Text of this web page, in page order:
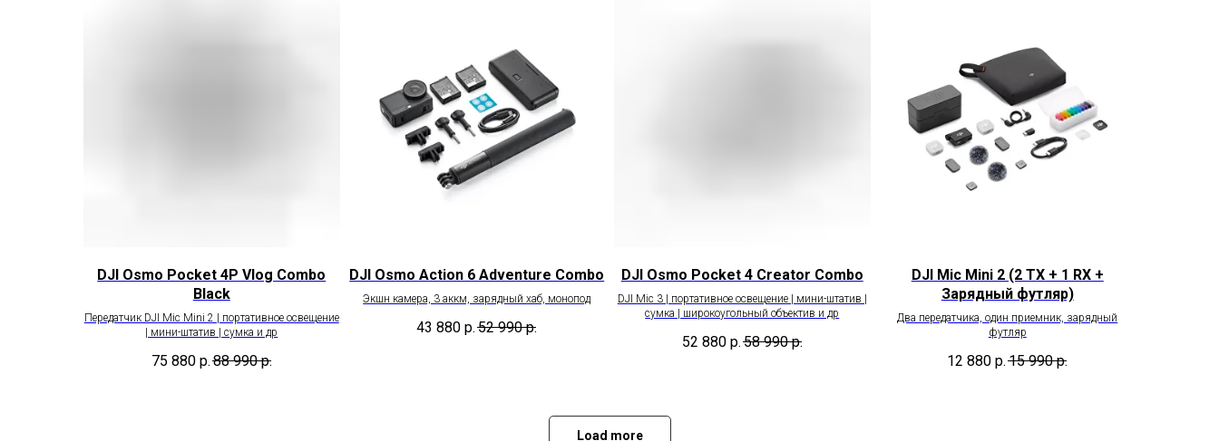
DJI Osmo Pocket 4P Vlog Combo
Black
Передатчик DJI Mic Mini 2 | портативное освещение
| мини-штатив | сумка и др
75 880 р.88 990 р.
DJI Osmo Action 6 Adventure Combo
Экшн камера, 3 аккм, зарядный хаб, монопод
43 880 р. 52 990 р.
DJI Osmo Pocket 4 Creator Combo
DJI Mic 3 | портативное освещение | мини-штатив |
сумка | широкоугольный объектив и др
52 880 р.58 990 р.
DJI Mic Mini 2 (2 TX + 1 RX +
Зарядный футляр)
Два передатчика, один приемник, зарядный
футляр
12 880 р. 15 990 р.
Load more